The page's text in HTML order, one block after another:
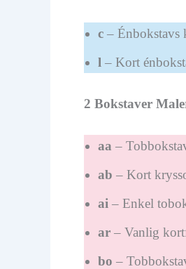
c– Énbokstavs
l – Kort
2 Bokstaver
aa –
ab – Kort
ai – Enkel
ar– Vanlig
bo –